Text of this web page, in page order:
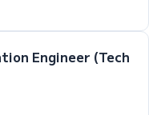
Engineer (Tech